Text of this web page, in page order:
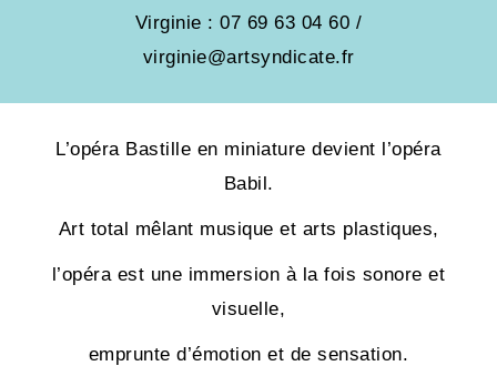
Virginie : 07 69 63 04 60 /
virginie@artsyndicate.fr
L’opéra Bastille en miniature devient l’opéra
Babil.
Art total mêlant musique et arts plastiques,
l’opéra est une immersion à la fois sonore et
visuelle,
emprunte d’émotion et de sensation.